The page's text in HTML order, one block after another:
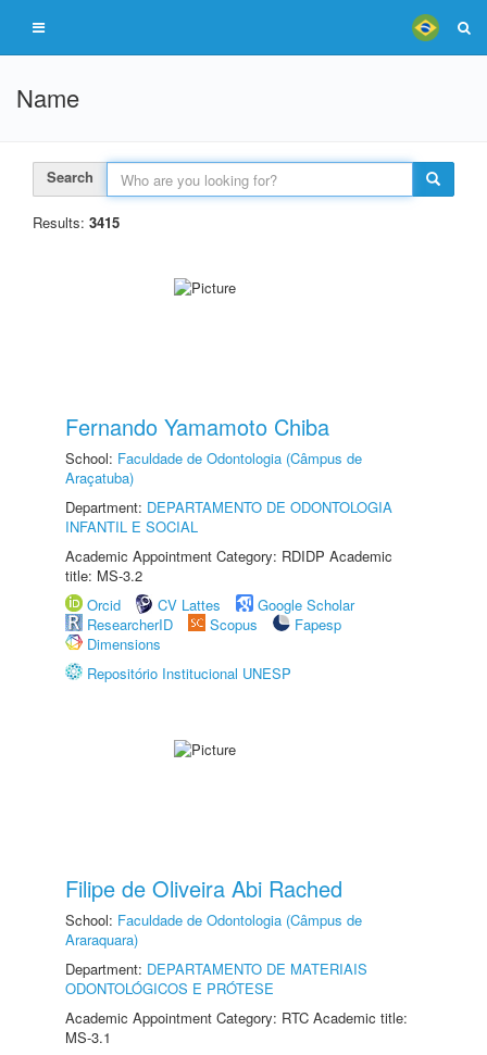
Name
Search
Results: 3415
Fernando Yamamoto Chiba
School: Faculdade de Odontologia (Câmpus de
Araçatuba)
Department: DEPARTAMENTO DE ODONTOLOGIA
INFANTIL E SOCIAL
Academic Appointment Category: RDIDP Academic
title: MS-3.2
Orcid
CV Lattes
Google Scholar
ResearcherID
Scopus
Fapesp
Dimensions
Repositório Institucional UNESP
Filipe de Oliveira Abi Rached
School: Faculdade de Odontologia (Câmpus de
Araraquara)
Department: DEPARTAMENTO DE MATERIAIS
ODONTOLÓGICOS E PRÓTESE
Academic Appointment Category: RTC Academic title:
MS-3.1